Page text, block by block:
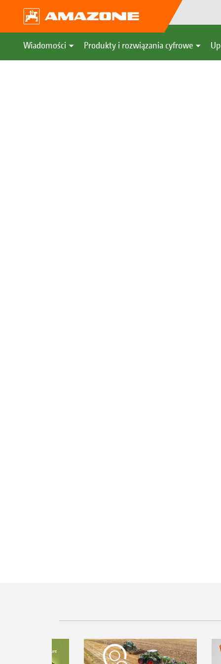
Wiadomości Produkty i rozwiązania cyfrowe
Obserwuj AMAZONE